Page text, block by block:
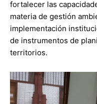
fortalecer las
materia de gestión
implementación
de instrumentos de
territorios.